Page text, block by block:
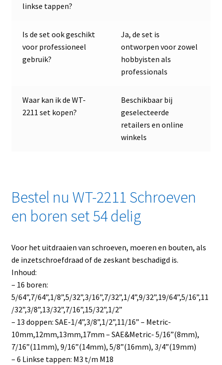
linkse tappen?
Is de set ook geschikt
voor professioneel
gebruik?
Ja, de set is
ontworpen voor zowel
hobbyisten als
professionals
Waar kan ik de WT-
2211 set kopen?
Beschikbaar bij
geselecteerde
retailers en online
winkels
Bestel nu WT-2211 Schroeven
en boren set 54 delig
Voor het uitdraaien van schroeven, moeren en bouten, als
de inzetschroefdraad of de zeskant beschadigd is.
Inhoud:
– 16 boren:
5/64”,7/64”,1/8”,5/32”,3/16”,7/32”,1/4”,9/32”,19/64”,5/16”,11
/32”,3/8”,13/32”,7/16”,15/32”,1/2”
– 13 doppen: SAE-1/4”,3/8”,1/2”,11/16” – Metric-
10mm,12mm,13mm,17mm – SAE&Metric- 5/16”(8mm),
7/16”(11mm), 9/16”(14mm), 5/8”(16mm), 3/4”(19mm)
– 6 Linkse tappen: M3 t/m M18